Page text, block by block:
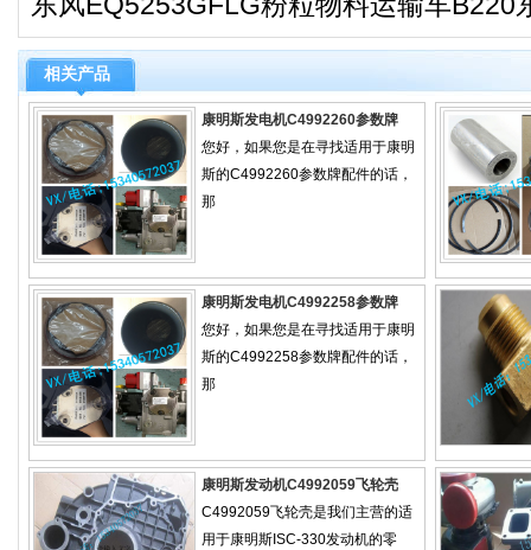
相关产品
康明斯发电机C4992260参数牌
您好，如果您是在寻找适用于康明
斯的C4992260参数牌配件的话，
那
康明斯发电机C4992258参数牌
您好，如果您是在寻找适用于康明
斯的C4992258参数牌配件的话，
那
康明斯发动机C4992059飞轮壳
C4992059飞轮壳是我们主营的适
用于康明斯ISC-330发动机的零